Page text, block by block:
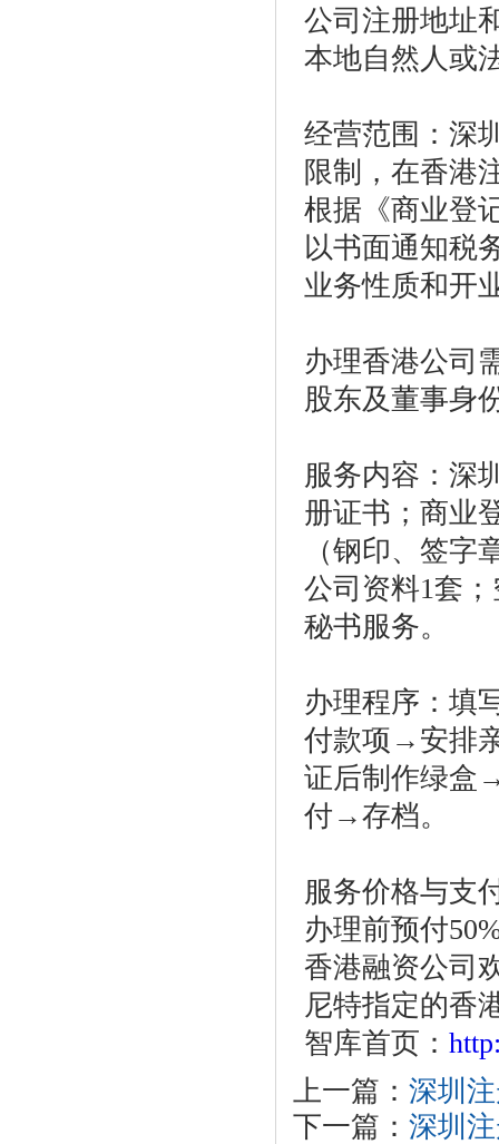
公司注册地址
本地自然人或
经营范围：深
限制，在香港
根据《商业登
以书面通知税
业务性质和开
办理香港公司
股东及董事身
服务内容：深
册证书；商业
（钢印、签字
公司资料1套
秘书服务。
办理程序：填
付款项 →安排
证后制作绿盒
付 →存档。
服务价格与支
办理前预付
香港融资公司
尼特指定的香
智库首页：
上一篇： 深圳
下一篇： 深圳